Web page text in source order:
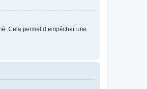
Cela permet d’empêcher une